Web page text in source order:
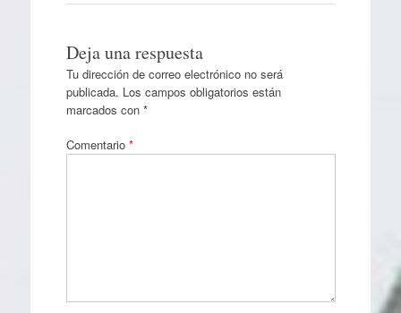
Deja una respuesta
Tu dirección de correo electrónico no será
publicada. Los campos obligatorios están
marcados con *
Comentario *